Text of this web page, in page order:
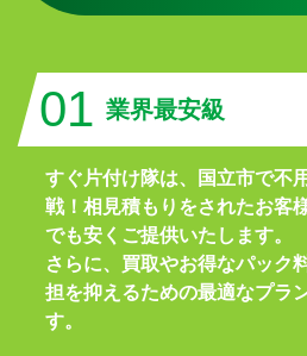
01 業界最安級
すぐ片付け隊は、国立市で不
戦！相見積もりをされたお客
でも安くご提供いたします。
さらに、買取やお得なパック
担を抑えるための最適なプラ
す。